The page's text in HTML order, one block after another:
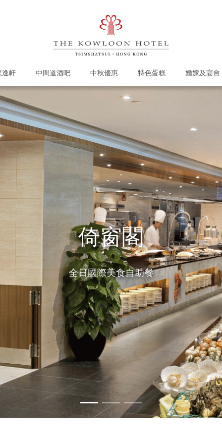
逸軒 中間道酒吧 中秋優惠 特色蛋糕 婚嫁及宴會
倚窗閣
全日國際美食自助餐